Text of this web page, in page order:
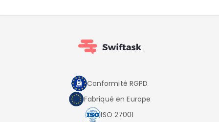
Conformité RGPD
Fabriqué en Europe
ISO 27001